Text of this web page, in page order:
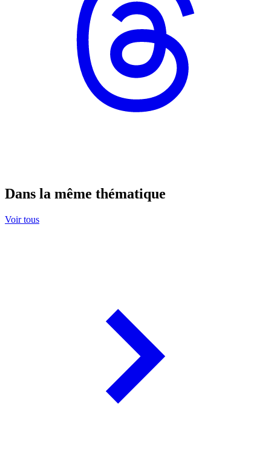
Dans la même thématique
Voir tous